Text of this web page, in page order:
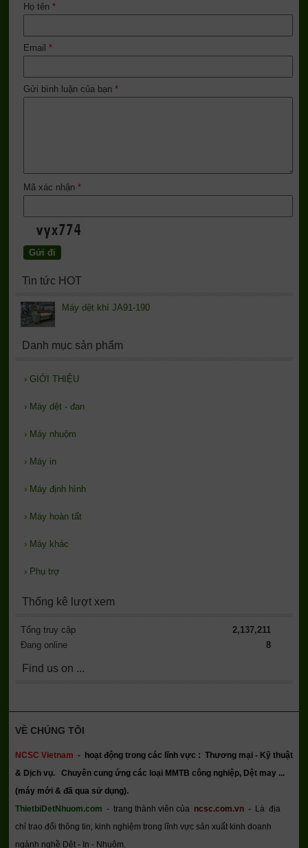
Họ tên *
Email *
Gửi bình luận của bạn *
Mã xác nhận *
Tin tức HOT
Máy dệt khí JA91-190
Danh mục sản phẩm
› GIỚI THIỆU
› Máy dệt - đan
› Máy nhuộm
› Máy in
› Máy định hình
› Máy hoàn tất
› Máy khác
› Phụ trợ
Thống kê lượt xem
Tổng truy cập
2,137,211
Đang online
8
Find us on ...
VỀ CHÚNG TÔI
NCSC Vietnam - hoạt động trong các lĩnh vực : Thương mại - Kỹ thuật
& Dịch vụ. Chuyên cung ứng các loại MMTB công nghiệp, Dệt may ...
(máy mới & đã qua sử dụng).
ThietbiDetNhuom.com - trang thành viên của ncsc.com.vn- Là địa
chỉ trao đổi thông tin, kinh nghiệm trong lĩnh vực sản xuất kinh doanh
ngành nghề Dệt - In - Nhuộm.